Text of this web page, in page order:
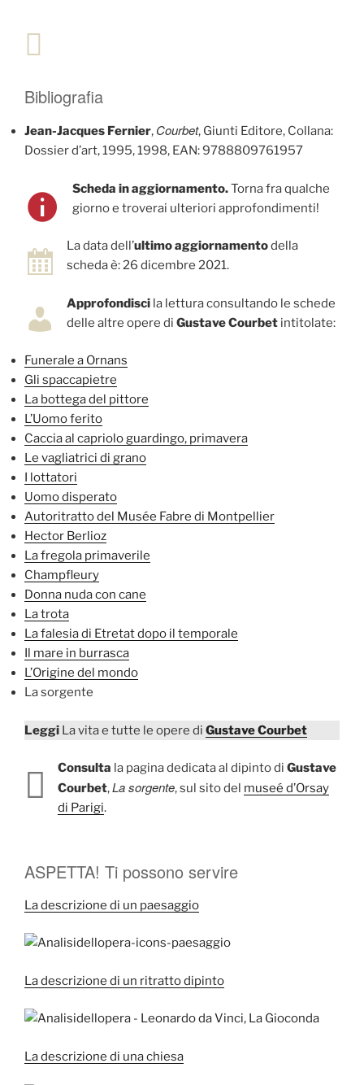
Bibliografia
Jean-Jacques Fernier, Courbet, Giunti Editore, Collana:
Dossier d’art, 1995, 1998, EAN: 9788809761957
Scheda in aggiornamento.Torna fra qualche
giorno e troverai ulteriori approfondimenti!
La data dell’ultimo aggiornamentodella
scheda è: 26 dicembre 2021.
Approfondisci la lettura consultando le schede
delle altre opere di Gustave Courbet intitolate:
Funerale a Ornans
Gli spaccapietre
La bottega del pittore
L’Uomo ferito
Caccia al capriolo guardingo, primavera
Le vagliatrici di grano
I lottatori
Uomo disperato
Autoritratto del Musée Fabre di Montpellier
Hector Berlioz
La fregola primaverile
Champfleury
Donna nuda con cane
La trota
La falesia di Etretat dopo il temporale
Il mare in burrasca
L’Origine del mondo
La sorgente
Leggi La vita e tutte le opere di Gustave Courbet
Consulta la pagina dedicata al dipinto di Gustave
Courbet,La sorgente, sul sito del museé d’Orsay
di Parigi.
ASPETTA! Ti possono servire
La descrizione di un paesaggio
La descrizione di un ritratto dipinto
La descrizione di una chiesa